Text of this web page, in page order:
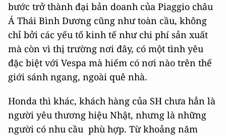
bước trở thành đại bản doanh của Piaggio châu
Á Thái Bình Dương cũng như toàn cầu, không
chỉ bởi các yếu tố kinh tế như chi phí sản xuất
mà còn vì thị trường nơi đây, có một tình yêu
đặc biệt với Vespa mà hiếm có nơi nào trên thế
giới sánh ngang, ngoài quê nhà.
Honda thì khác, khách hàng của SH chưa hẳn là
người yêu thương hiệu Nhật, nhưng là những
người có nhu cầu phù hợp. Từ khoảng năm